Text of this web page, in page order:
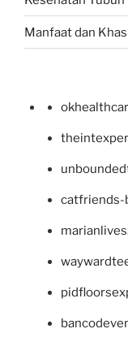
Manfaat dan
catfriends-